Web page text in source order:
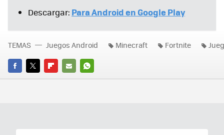
Descargar: Para Android en Google Play
FACEBOOK
TWITTERFLIPBOARD
E-
WHATSAPP
TEMAS Juegos Android Minecraft Fortnite